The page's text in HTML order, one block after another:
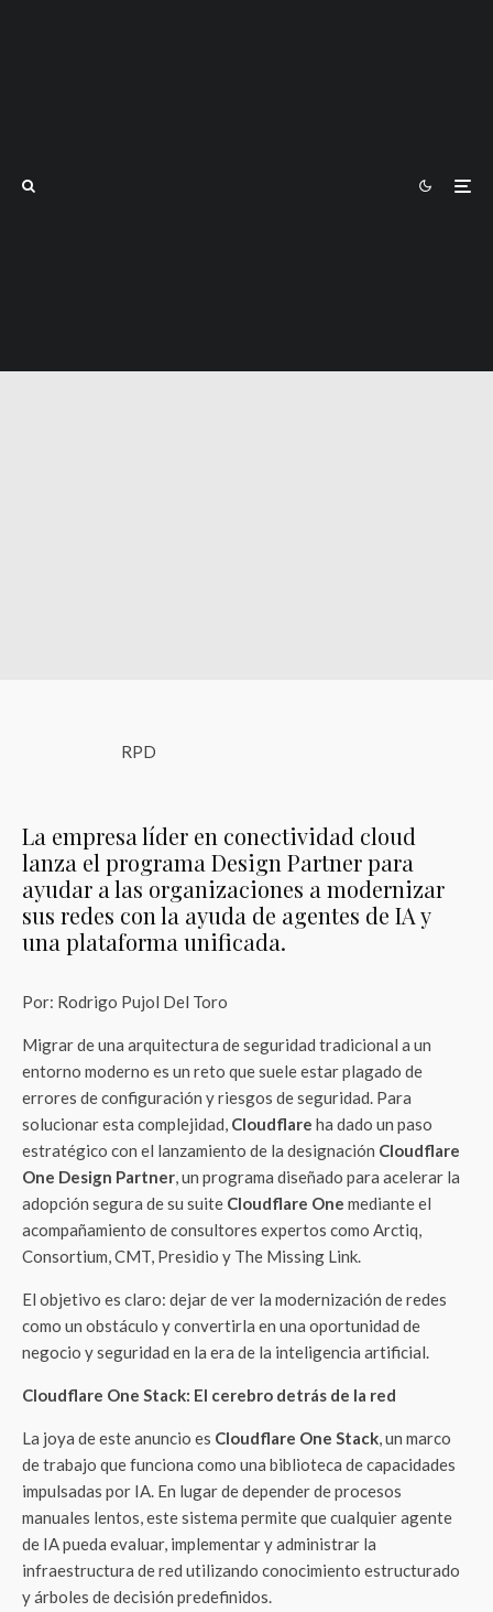
RPD
La empresa líder en conectividad cloud
lanza el programa Design Partner para
ayudar a las organizaciones a modernizar
sus redes con la ayuda de agentes de IA y
una plataforma unificada.
Por: Rodrigo Pujol Del Toro
Migrar de una arquitectura de seguridad tradicional a un
entorno moderno es un reto que suele estar plagado de
errores de configuración y riesgos de seguridad. Para
solucionar esta complejidad, Cloudflare ha dado un paso
estratégico con el lanzamiento de la designación Cloudflare
One Design Partner, un programa diseñado para acelerar la
adopción segura de su suite Cloudflare One mediante el
acompañamiento de consultores expertos como Arctiq,
Consortium, CMT, Presidio y The Missing Link.
El objetivo es claro: dejar de ver la modernización de redes
como un obstáculo y convertirla en una oportunidad de
negocio y seguridad en la era de la inteligencia artificial.
Cloudflare One Stack: El cerebro detrás de la red
La joya de este anuncio es Cloudflare One Stack, un marco
de trabajo que funciona como una biblioteca de capacidades
impulsadas por IA. En lugar de depender de procesos
manuales lentos, este sistema permite que cualquier agente
de IA pueda evaluar, implementar y administrar la
infraestructura de red utilizando conocimiento estructurado
y árboles de decisión predefinidos.